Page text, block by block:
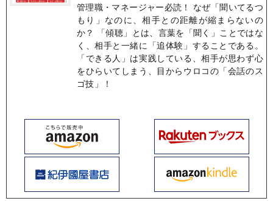
管理職・マネージャー必読！ なぜ「聞いてるつ
もり」なのに、相手との距離が縮まらないの
か？ 「傾聴」とは、言葉を「聞く」ことではな
く、相手と一緒に「追体験」することである。
「できる人」は実践している、相手が思わず心
をひらいてしまう、目からウロコの「会話のス
ゴ技」！